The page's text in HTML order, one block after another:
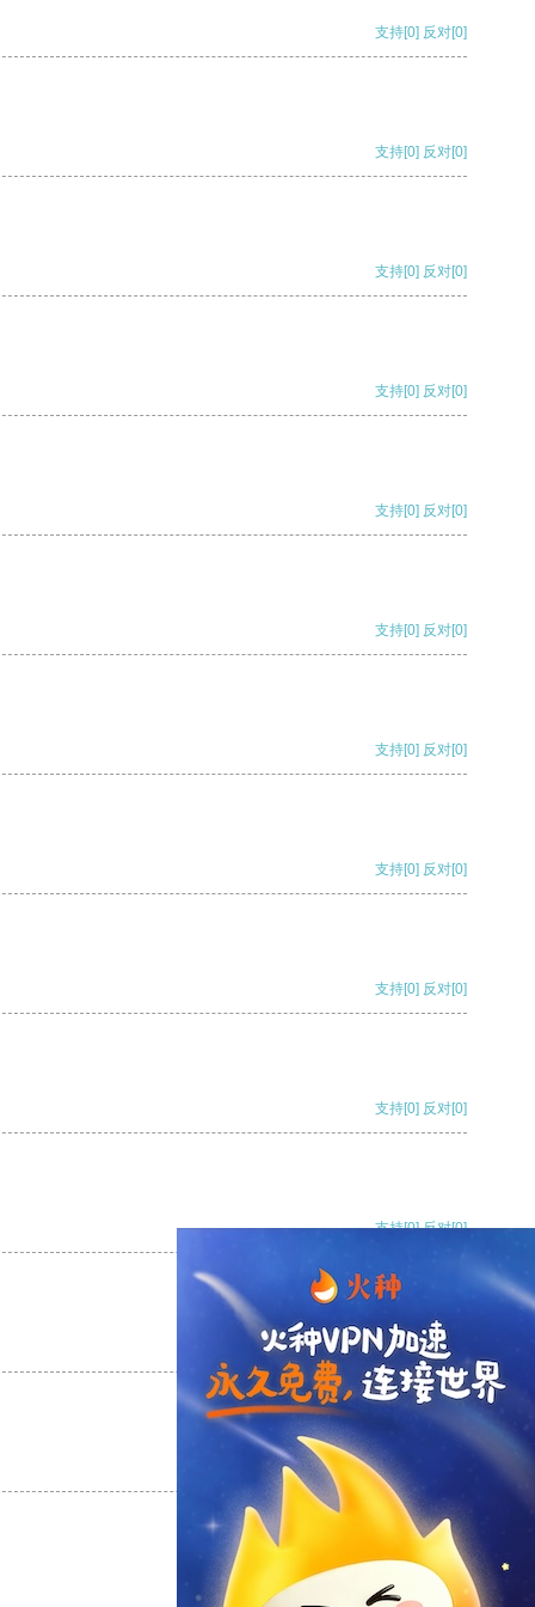
支持[0] 反对[0]
支持[0] 反对[0]
支持[0] 反对[0]
支持[0] 反对[0]
支持[0] 反对[0]
支持[0] 反对[0]
支持[0] 反对[0]
支持[0] 反对[0]
支持[0] 反对[0]
支持[0] 反对[0]
支持[0] 反对[0]
支持[0] 反对
支持
支持 反对